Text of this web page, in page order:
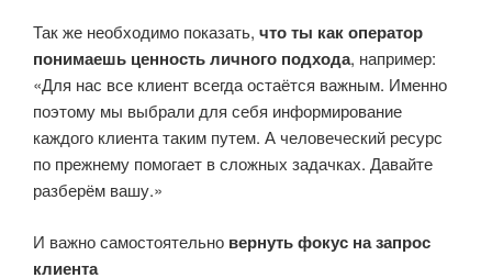
Так же необходимо показать, что ты как оператор
понимаешь ценность личного подхода, например:
«Для нас все клиент всегда остаётся важным. Именно
поэтому мы выбрали для себя информирование
каждого клиента таким путем. А человеческий ресурс
по прежнему помогает в сложных задачках. Давайте
разберём вашу.»
И важно самостоятельно вернуть фокус на запрос
клиента